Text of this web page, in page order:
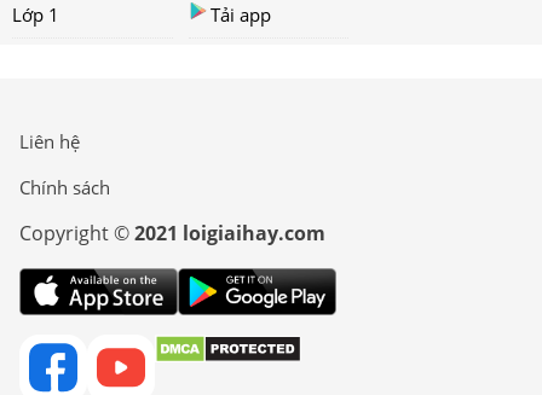
Lớp 1
Tải app
Liên hệ
Chính sách
Copyright ©2021 loigiaihay.com